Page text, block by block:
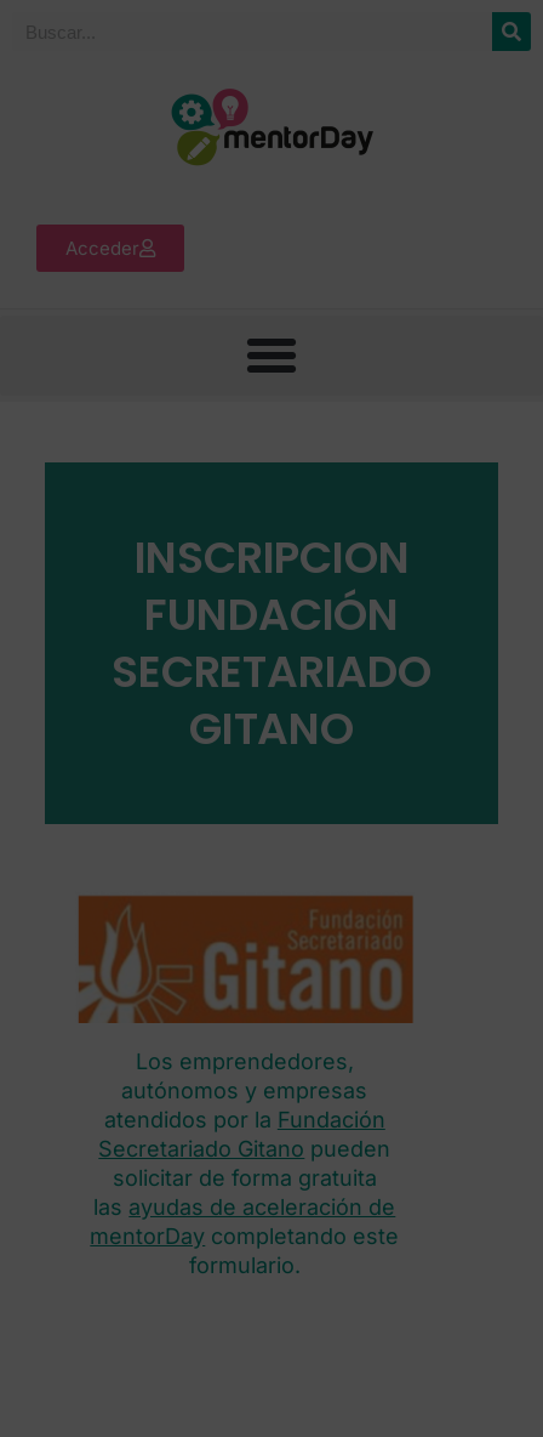
Acceder
INSCRIPCION
FUNDACIÓN
SECRETARIADO
GITANO
Los emprendedores,
autónomos y empresas
atendidos por la Fundación
Secretariado Gitano pueden
solicitar de forma gratuita
las ayudas de aceleración de
mentorDay completando este
formulario.